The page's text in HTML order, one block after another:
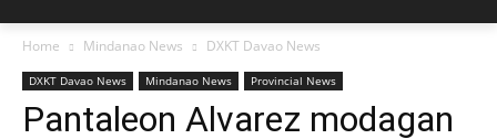
Home Mindanao News DXKT Davao News
DXKT Davao News Mindanao News Provincial News
Pantaleon Alvarez modagan